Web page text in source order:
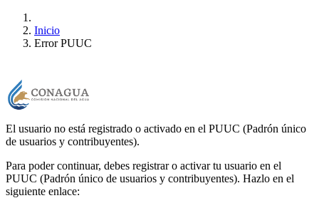
Inicio
Error PUUC
El usuario no está registrado o activado en el PUUC (Padrón único
de usuarios y contribuyentes).
Para poder continuar, debes registrar o activar tu usuario en el
PUUC (Padrón único de usuarios y contribuyentes). Hazlo en el
siguiente enlace: